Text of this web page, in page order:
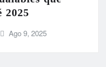
2025
Ago 9, 2025